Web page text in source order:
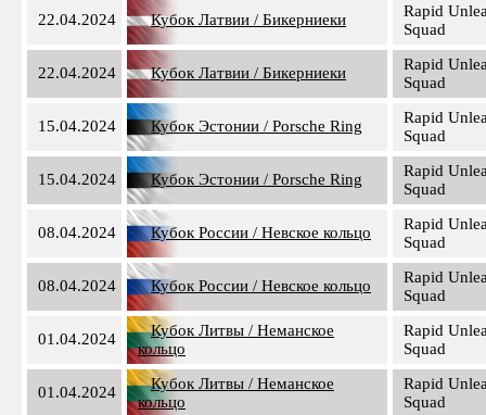
22.04.2024 Кубок Латвии / Бикерниеки
Rapid
Squad
22.04.2024 Кубок Латвии / Бикерниеки
Rapid
Squad
15.04.2024 Кубок Эстонии / Porsche Ring
Rapid
Squad
15.04.2024 Кубок Эстонии / Porsche Ring
Rapid
Squad
08.04.2024 Кубок России / Невское кольцо
Rapid
Squad
08.04.2024 Кубок России / Невское кольцо
Rapid
Squad
01.04.2024
Кубок Литвы / Неманское
кольцо
Rapid
Squad
01.04.2024
Кубок Литвы / Неманское
кольцо
Rapid
Squad